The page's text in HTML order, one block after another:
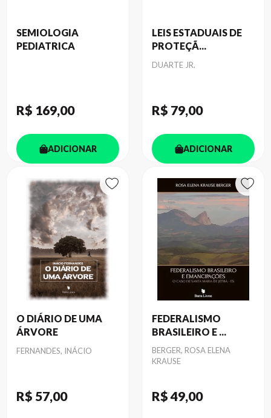
SEMIOLOGIA
PEDIATRICA
R$ 169,00
ADICIONAR
LEIS ESTADUAIS DE
PROTEÇÃ...
Autor
DUARTE JR.
R$ 79,00
ADICIONAR
O DIÁRIO DE UMA
ÁRVORE
Autor
FERNANDES, INÁCIO
R$ 57,00
FEDERALISMO
BRASILEIRO E ...
Autor
BERGER, ROSA ELENA
KRAUSE
R$ 49,00